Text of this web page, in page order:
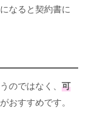
なると契約書に
のではなく、 可
おすすめです。